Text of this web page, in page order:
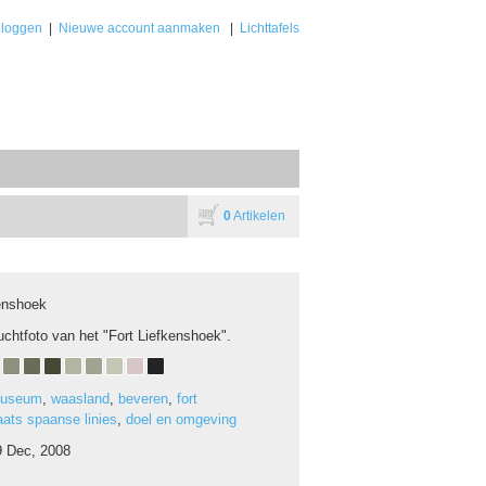
Nieuwe account aanmaken Lichttafels
0Artikelen
van het "Fort Liefkenshoek".
, waasland, beveren, fort
spaanse linies, doel en omgeving
Dec, 2008